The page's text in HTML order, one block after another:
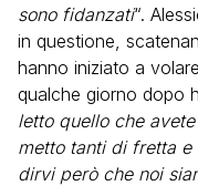
sono fidanzati“.
in questione,
hanno iniziato a
qualche giorno dopo
letto quello che
metto tanti di fretta e
dirvi però che noi